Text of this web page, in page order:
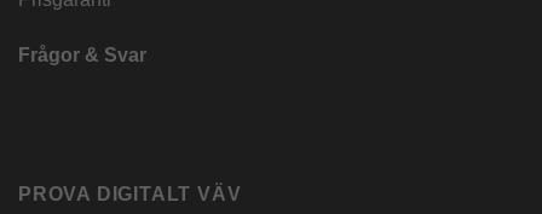
Frågor & Svar
PROVA DIGITALT VÄV